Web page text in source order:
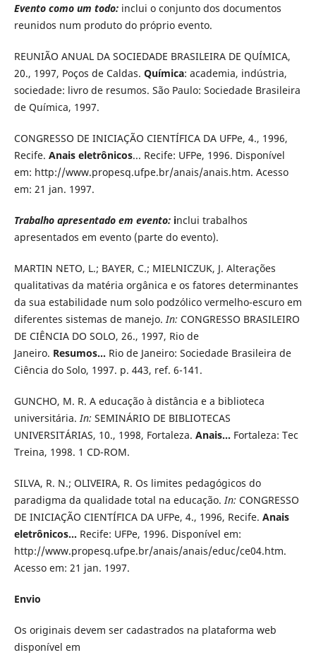
Evento como um todo:inclui o conjunto dos documentos
reunidos num produto do próprio evento.
REUNIÃO ANUAL DA SOCIEDADE BRASILEIRA DE QUÍMICA,
20., 1997, Poços de Caldas. Química: academia, indústria,
sociedade: livro de resumos. São Paulo: Sociedade Brasileira
de Química, 1997.
CONGRESSO DE INICIAÇÃO CIENTÍFICA DA UFPe, 4., 1996,
Recife. Anais eletrônicos... Recife: UFPe, 1996. Disponível
em: http://www.propesq.ufpe.br/anais/anais.htm. Acesso
em: 21 jan. 1997.
Trabalho apresentado em evento:inclui trabalhos
apresentados em evento (parte do evento).
MARTIN NETO, L.; BAYER, C.; MIELNICZUK, J. Alterações
qualitativas da matéria orgânica e os fatores determinantes
da sua estabilidade num solo podzólico vermelho-escuro em
diferentes sistemas de manejo.In: CONGRESSO BRASILEIRO
DE CIÊNCIA DO SOLO, 26., 1997, Rio de
Janeiro. Resumos... Rio de Janeiro: Sociedade Brasileira de
Ciência do Solo, 1997. p. 443, ref. 6-141.
GUNCHO, M. R. A educação à distância e a biblioteca
universitária.In: SEMINÁRIO DE BIBLIOTECAS
UNIVERSITÁRIAS, 10., 1998, Fortaleza. Anais... Fortaleza: Tec
Treina, 1998. 1 CD-ROM.
SILVA, R. N.; OLIVEIRA, R. Os limites pedagógicos do
paradigma da qualidade total na educação.In: CONGRESSO
DE INICIAÇÃO CIENTÍFICA DA UFPe, 4., 1996, Recife. Anais
eletrônicos... Recife: UFPe, 1996. Disponível em:
http://www.propesq.ufpe.br/anais/anais/educ/ce04.htm.
Acesso em: 21 jan. 1997.
Envio
Os originais devem ser cadastrados na plataforma web
disponível em